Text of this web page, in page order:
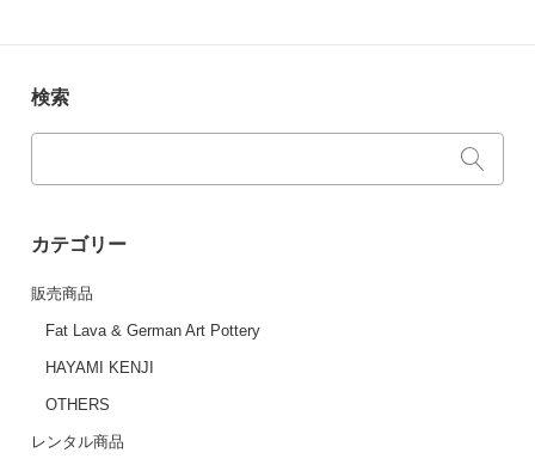
検索
カテゴリー
販売商品
Fat Lava & German Art Pottery
HAYAMI KENJI
OTHERS
レンタル商品